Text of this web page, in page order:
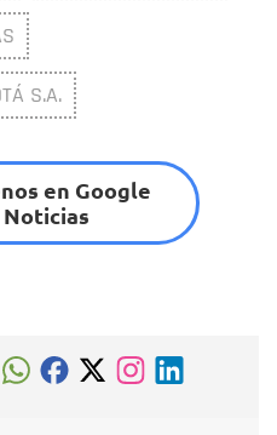
S.A.
en Google
Noticias